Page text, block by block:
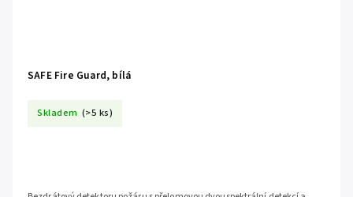
SAFE Fire Guard, bílá
Skladem (>5 ks)